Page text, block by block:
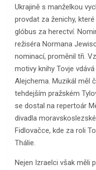
Ukrajině s manželkou
provdat za ženichy,
glóbus za herectví.
režiséra Normana
nominací, proměnil tři.
motivy knihy Tovje
Alejchema. Muzikál měl
tehdejším pražském
se dostal na repertoár
divadla
Fidlovačce, kde za roli
Thálie.
Nejen Izraelci však měli